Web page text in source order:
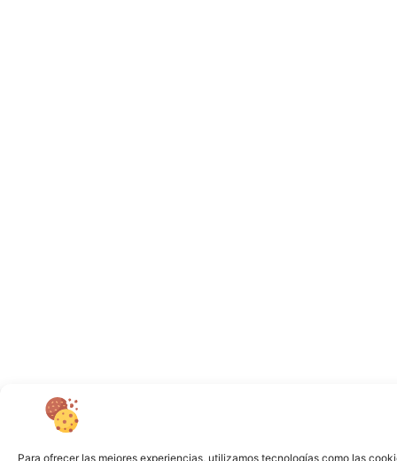
Para ofrecer las mejores experiencias, utilizamos tecnologías como las